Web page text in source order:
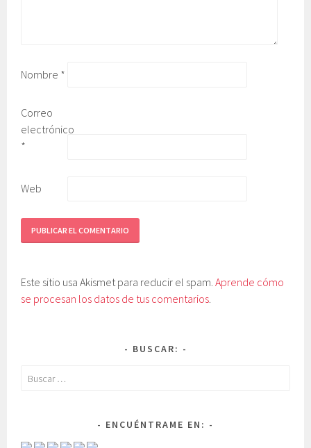
Nombre *
Correo
electrónico
*
Web
Este sitio usa Akismet para reducir el spam.Aprende cómo
se procesan los datos de tus comentarios.
BUSCAR:
Buscar:
ENCUÉNTRAME EN: